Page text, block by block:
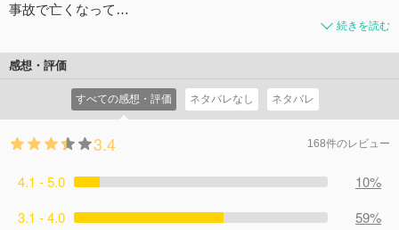
事故で亡くなって…
続きを読む
感想・評価
すべての感想・評価 ネタバレなし ネタバレ
3.4 168件のレビュー
4.1 - 5.0
10%
3.1 - 4.0
59%